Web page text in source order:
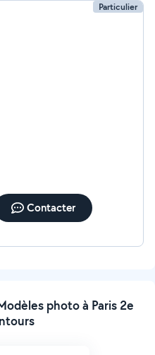
Particulier
Contacter
photo à Paris 2e